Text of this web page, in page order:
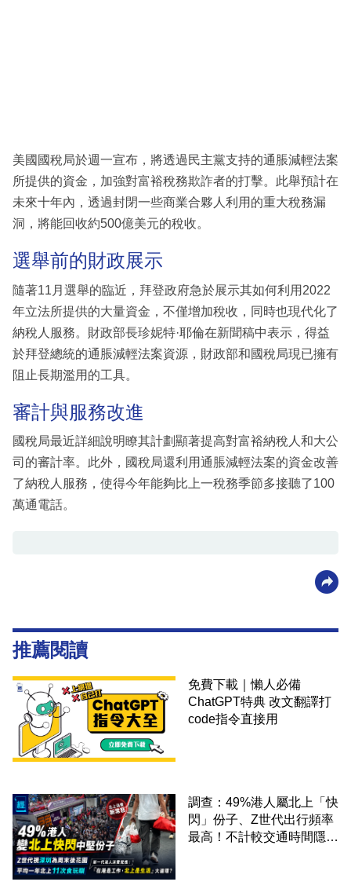
區
美國國稅局於週一宣布，將透過民主黨支持的通脹減輕法案
所提供的資金，加強對富裕稅務欺詐者的打擊。此舉預計在
未來十年內，透過封閉一些商業合夥人利用的重大稅務漏
洞，將能回收約500億美元的稅收。
選舉前的財政展示
隨著11月選舉的臨近，拜登政府急於展示其如何利用2022
年立法所提供的大量資金，不僅增加稅收，同時也現代化了
納稅人服務。財政部長珍妮特·耶倫在新聞稿中表示，得益
於拜登總統的通脹減輕法案資源，財政部和國稅局現已擁有
阻止長期濫用的工具。
審計與服務改進
國稅局最近詳細說明瞭其計劃顯著提高對富裕納稅人和大公
司的審計率。此外，國稅局還利用通脹減輕法案的資金改善
了納稅人服務，使得今年能夠比上一稅務季節多接聽了100
萬通電話。
推薦閱讀
免費下載｜懶人必備
ChatGPT特典 改文翻譯打
code指令直接用
調查：49%港人屬北上「快
閃」份子、Z世代出行頻率
最高！不計較交通時間隱形